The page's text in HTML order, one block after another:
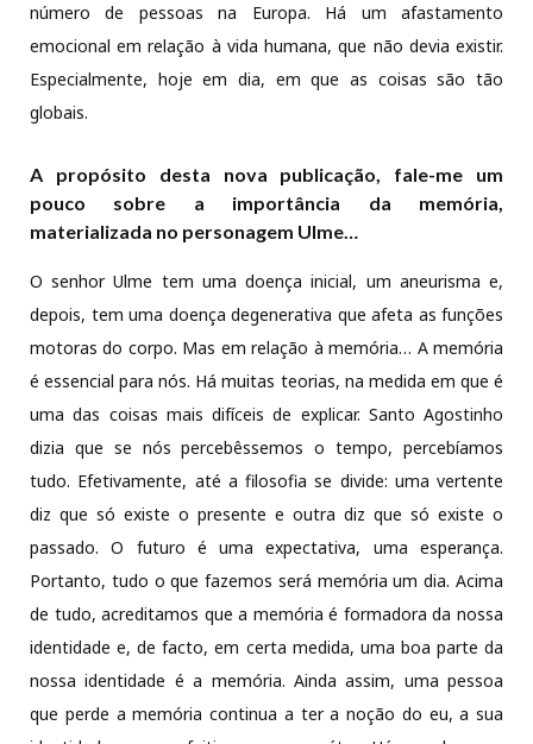
número de pessoas na Europa. Há um afastamento
emocional em relação à vida humana, que não devia existir.
Especialmente, hoje em dia, em que as coisas são tão
globais.
A propósito desta nova publicação, fale-me um
pouco sobre a importância da memória,
materializada no personagem Ulme…
O senhor Ulme tem uma doença inicial, um aneurisma e,
depois, tem uma doença degenerativa que afeta as funções
motoras do corpo. Mas em relação à memória… A memória
é essencial para nós. Há muitas teorias, na medida em que é
uma das coisas mais difíceis de explicar. Santo Agostinho
dizia que se nós percebêssemos o tempo, percebíamos
tudo. Efetivamente, até a filosofia se divide: uma vertente
diz que só existe o presente e outra diz que só existe o
passado. O futuro é uma expectativa, uma esperança.
Portanto, tudo o que fazemos será memória um dia. Acima
de tudo, acreditamos que a memória é formadora da nossa
identidade e, de facto, em certa medida, uma boa parte da
nossa identidade é a memória. Ainda assim, uma pessoa
que perde a memória continua a ter a noção do eu, a sua